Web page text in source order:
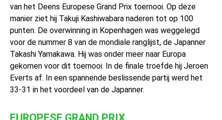
van het Deens Europese Grand Prix toernooi. Op deze
manier ziet hij Takuji Kashiwabara naderen tot op 100
punten. De overwinning in Kopenhagen was weggelegd
voor de nummer 8 van de mondiale ranglijst, de Japanner
Takashi Yamakawa. Hij was onder meer naar Europa
gekomen voor dit toernooi. In de finale troefde hij Jeroen
Everts af. In een spannende beslissende partij werd het
33-31 in het voordeel van de Japanner.